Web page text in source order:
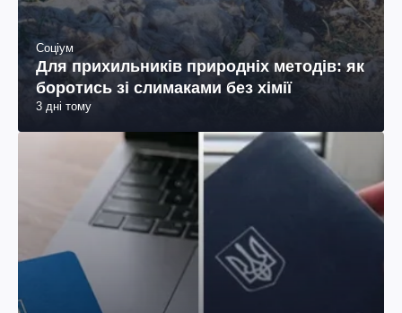
Соціум
Для прихильників природніх методів: як
боротись зі слимаками без хімії
3 дні тому